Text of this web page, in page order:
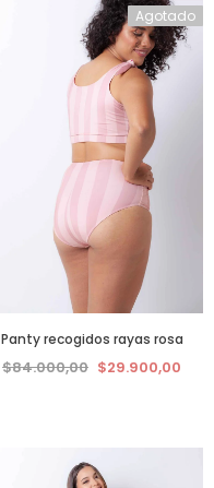
Agotado
Panty recogidos rayas rosa
$84.000,00 $29.900,00